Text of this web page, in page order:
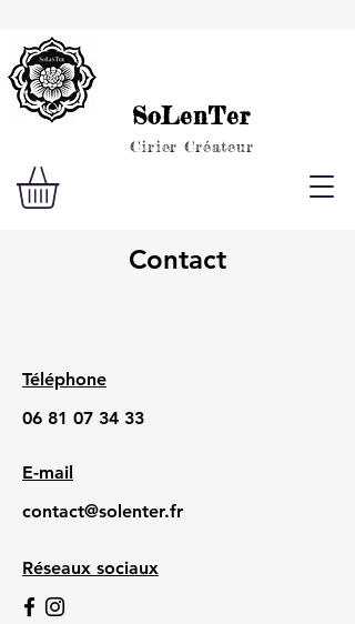
SoLenTer
Cirier Créateur
Contact
Téléphone
06 81 07 34 33
E-mail
contact@solenter.fr
Réseaux sociaux